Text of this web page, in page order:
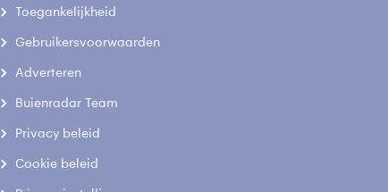
Toegankelijkheid
Gebruikersvoorwaarden
Adverteren
Buienradar Team
Privacy beleid
Cookie beleid